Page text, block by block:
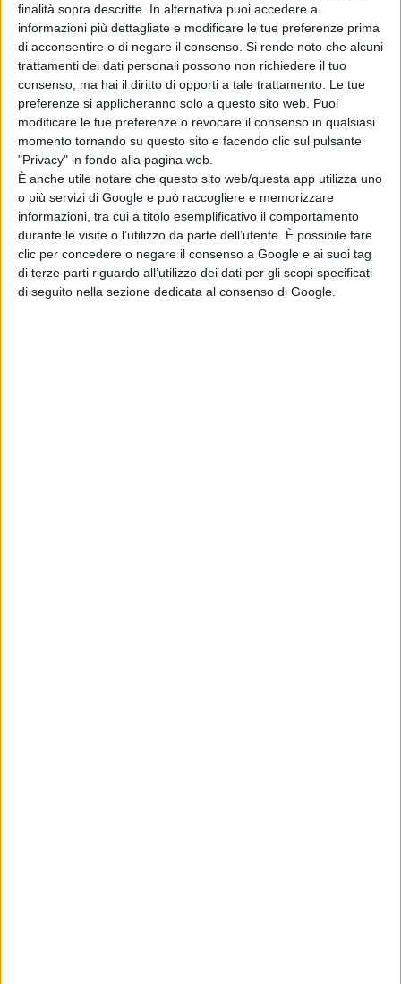
finalità sopra descritte. In alternativa puoi accedere a
informazioni più dettagliate e modificare le tue preferenze prima
di acconsentire o di negare il consenso. Si rende noto che alcuni
trattamenti dei dati personali possono non richiedere il tuo
consenso, ma hai il diritto di opporti a tale trattamento. Le tue
preferenze si applicheranno solo a questo sito web. Puoi
modificare le tue preferenze o revocare il consenso in qualsiasi
momento tornando su questo sito e facendo clic sul pulsante
"Privacy" in fondo alla pagina web.
È anche utile notare che questo sito web/questa app utilizza uno
o più servizi di Google e può raccogliere e memorizzare
informazioni, tra cui a titolo esemplificativo il comportamento
durante le visite o l’utilizzo da parte dell’utente. È possibile fare
clic per concedere o negare il consenso a Google e ai suoi tag
di terze parti riguardo all’utilizzo dei dati per gli scopi specificati
di seguito nella sezione dedicata al consenso di Google.
condizione puerile fatta di giochi e lazzi spenti.
Chiamato per una volta alla sua responsabilità di uomo
di casa nella vendita all’asta del giardino, non riesce a
combinare nulla. Debole e ingenuo. Struggente nel
Lopachin, invece, nuovo arricchito, figlio del contadino,
riuscirà a imporre la propria persona non solo con
l’abilità degli affari, ma soprattutto con la lucidità
inesorabile di chi è consapevole del proprio ruolo.
Garbato ma ambizioso, è il contraltare perfetto dei due
proprietari. Rampante e pragmatico. Vincente. Eppure,
al contrario di Ljuba e Gaev, totalmente incapace di